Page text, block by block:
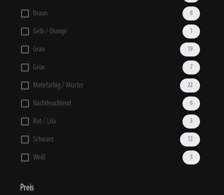
Braun 8
Gelb / Orange 1
Grau 19
Grün 7
Mehrfarbig / Muster 22
Nachtleuchtend 6
Rot / Lila 3
Schwarz 12
Weiß 3
Preis